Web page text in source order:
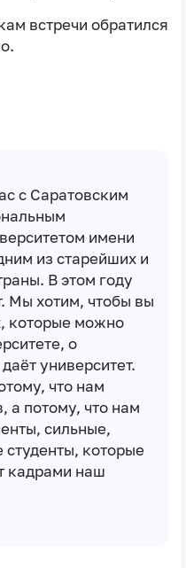
встречи обратился
с Саратовским
имени
из старейших и
В этом году
Мы хотим, чтобы вы
которые можно
о
университет.
что нам
а потому, что нам
сильные,
которые
кадрами наш